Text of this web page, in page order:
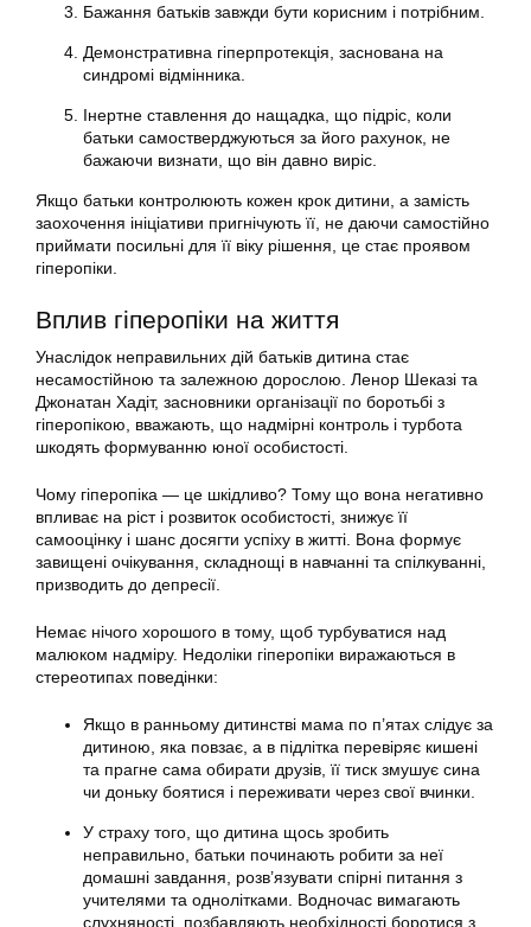
Бажання батьків завжди бути корисним і потрібним.
Демонстративна гіперпротекція, заснована на
синдромі відмінника.
Інертне ставлення до нащадка, що підріс, коли
батьки самостверджуються за його рахунок, не
бажаючи визнати, що він давно виріс.
Якщо батьки контролюють кожен крок дитини, а замість
заохочення ініціативи пригнічують її, не даючи самостійно
приймати посильні для її віку рішення, це стає проявом
гіперопіки.
Вплив гіперопіки на життя
Унаслідок неправильних дій батьків дитина стає
несамостійною та залежною дорослою. Ленор Шеказі та
Джонатан Хадіт, засновники організації по боротьбі з
гіперопікою, вважають, що надмірні контроль і турбота
шкодять формуванню юної особистості.
Чому гіперопіка — це шкідливо? Тому що вона негативно
впливає на ріст і розвиток особистості, знижує її
самооцінку і шанс досягти успіху в житті. Вона формує
завищені очікування, складнощі в навчанні та спілкуванні,
призводить до депресії.
Немає нічого хорошого в тому, щоб турбуватися над
малюком надміру. Недоліки гіперопіки виражаються в
стереотипах поведінки:
Якщо в ранньому дитинстві мама по п’ятах слідує за
дитиною, яка повзає, а в підлітка перевіряє кишені
та прагне сама обирати друзів, її тиск змушує сина
чи доньку боятися і переживати через свої вчинки.
У страху того, що дитина щось зробить
неправильно, батьки починають робити за неї
домашні завдання, розв’язувати спірні питання з
учителями та однолітками. Водночас вимагають
слухняності, позбавляють необхідності боротися з